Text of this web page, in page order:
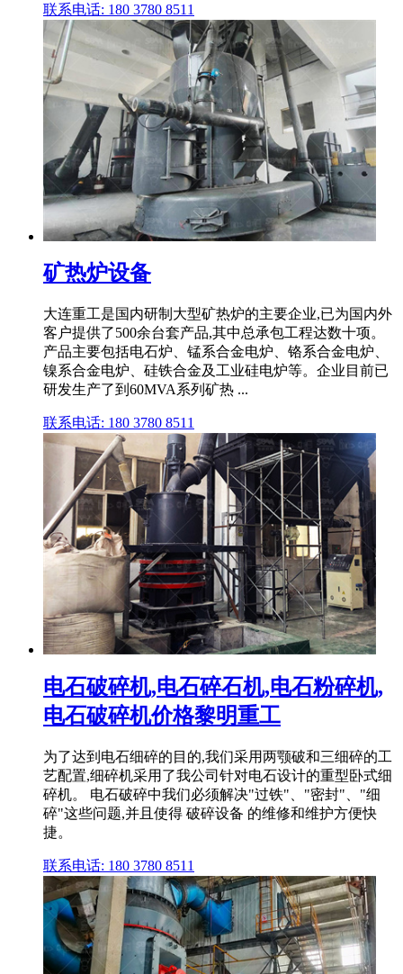
联系电话: 180 3780 8511
矿热炉设备
大连重工是国内研制大型矿热炉的主要企业,已为国内外
客户提供了500余台套产品,其中总承包工程达数十项。
产品主要包括电石炉、锰系合金电炉、铬系合金电炉、
镍系合金电炉、硅铁合金及工业硅电炉等。企业目前已
研发生产了到60MVA系列矿热 ...
联系电话: 180 3780 8511
电石破碎机,电石碎石机,电石粉碎机,
电石破碎机价格黎明重工
为了达到电石细碎的目的,我们采用两颚破和三细碎的工
艺配置,细碎机采用了我公司针对电石设计的重型卧式细
碎机。 电石破碎中我们必须解决"过铁"、"密封"、"细
碎"这些问题,并且使得 破碎设备 的维修和维护方便快
捷。
联系电话: 180 3780 8511